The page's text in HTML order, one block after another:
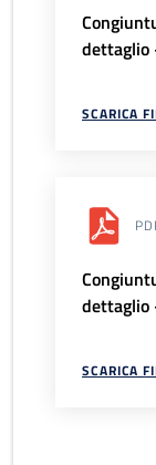
dettaglio
SCARICA
dettaglio
SCARICA